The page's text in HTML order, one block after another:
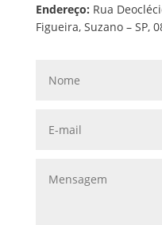
Endereço: Rua
Figueira, Suzano – SP,